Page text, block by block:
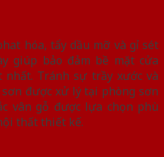
hóa, tẩy dầu mỡ và gỉ sét
giúp bảo đảm bề mặt cửa
Tránh sự trầy xước và
được xử lý tại phòng sơn
vân gỗ được lựa chọn phù
thất thiết kế.